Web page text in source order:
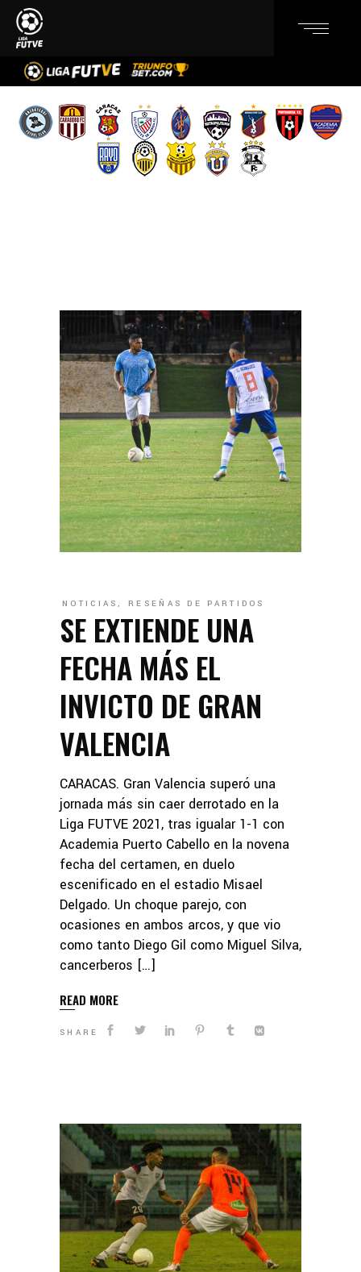
NOTICIAS, RESEÑAS DE PARTIDOS
SE EXTIENDE UNA
FECHA MÁS EL
INVICTO DE GRAN
VALENCIA
CARACAS. Gran Valencia superó una
jornada más sin caer derrotado en la
Liga FUTVE 2021, tras igualar 1-1 con
Academia Puerto Cabello en la novena
fecha del certamen, en duelo
escenificado en el estadio Misael
Delgado. Un choque parejo, con
ocasiones en ambos arcos, y que vio
como tanto Diego Gil como Miguel Silva,
cancerberos […]
READ MORE
SHARE